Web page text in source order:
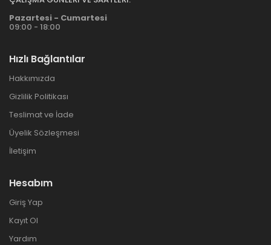
Pazartesi - Cumartesi
09:00 - 18:00
Hızlı Bağlantılar
Hakkımızda
Gizlilik Politikası
Teslimat ve İade
Üyelik Sözleşmesi
İletişim
Hesabım
Giriş Yap
Kayıt Ol
Yardım